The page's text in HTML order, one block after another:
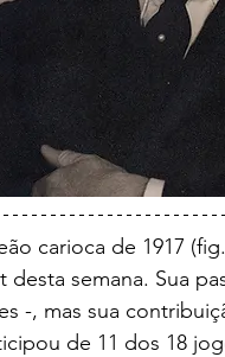
semana. Sua
-, mas sua
de 11 dos 18